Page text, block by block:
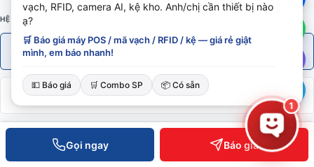
Gọi ngay Báo giá
HỆ SINH THÁI VIETPOS
.vn
Phần cứng
Máy POS · RFID · Kệ kho
.com
Phần mềm POS
ERP · Vision AI · Bot Telegram
1
vạch, RFID, camera AI, kệ kho. Anh/chị cần thiết bị nào
ạ?
🛒 Báo giá máy POS / mã vạch / RFID / kệ — giá rẻ giật
mình, em báo nhanh!
💵 Báo giá 🛒 Combo SP 📦 Có sẵn